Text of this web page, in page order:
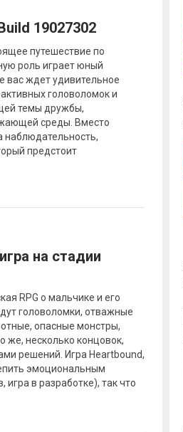
19027302
путешествие по
роль играет юный
вас ждет удивительное
головоломок и
темы дружбы,
среды. Вместо
наблюдательность,
предстоит
на стадии
RPG о мальчике и его
головоломки, отважные
опасные монстры,
же, несколько концовок,
решений. Игра Heartbound,
эмоциональным
в разработке), так что